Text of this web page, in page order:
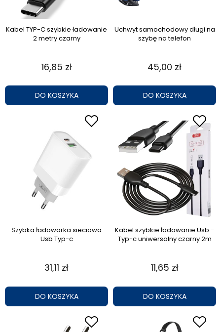
Kabel TYP-C szybkie ładowanie
2 metry czarny
16,85 zł
DO KOSZYKA
Uchwyt samochodowy długi na
szybę na telefon
45,00 zł
DO KOSZYKA
Szybka ładowarka sieciowa
Usb Typ-c
31,11 zł
DO KOSZYKA
Kabel szybkie ładowanie Usb -
Typ-c uniwersalny czarny 2m
11,65 zł
DO KOSZYKA